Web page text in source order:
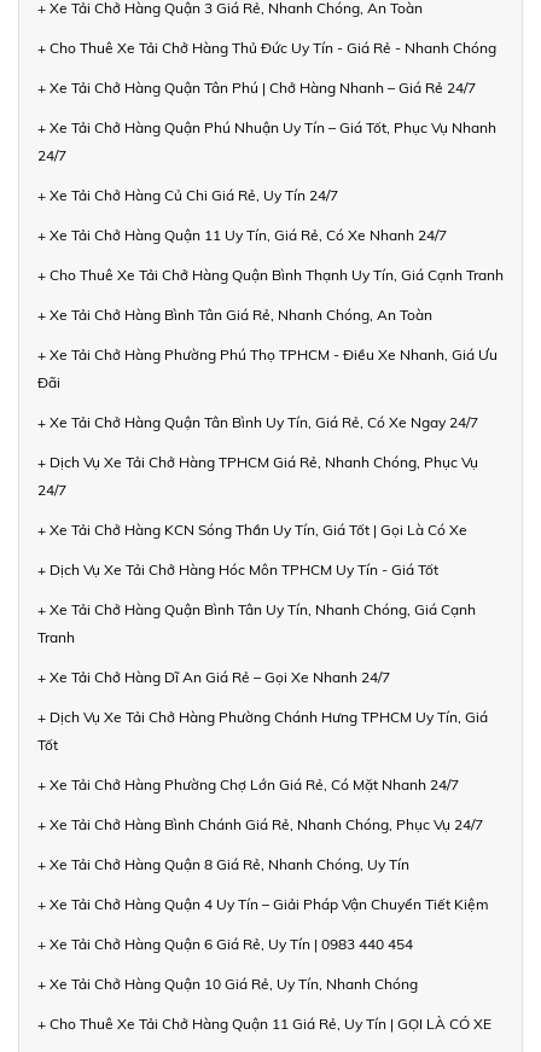
+ Xe Tải Chở Hàng Quận 3 Giá Rẻ, Nhanh Chóng, An Toàn
+ Cho Thuê Xe Tải Chở Hàng Thủ Đức Uy Tín - Giá Rẻ - Nhanh Chóng
+ Xe Tải Chở Hàng Quận Tân Phú | Chở Hàng Nhanh – Giá Rẻ 24/7
+ Xe Tải Chở Hàng Quận Phú Nhuận Uy Tín – Giá Tốt, Phục Vụ Nhanh
24/7
+ Xe Tải Chở Hàng Củ Chi Giá Rẻ, Uy Tín 24/7
+ Xe Tải Chở Hàng Quận 11 Uy Tín, Giá Rẻ, Có Xe Nhanh 24/7
+ Cho Thuê Xe Tải Chở Hàng Quận Bình Thạnh Uy Tín, Giá Cạnh Tranh
+ Xe Tải Chở Hàng Bình Tân Giá Rẻ, Nhanh Chóng, An Toàn
+ Xe Tải Chở Hàng Phường Phú Thọ TPHCM - Điều Xe Nhanh, Giá Ưu
Đãi
+ Xe Tải Chở Hàng Quận Tân Bình Uy Tín, Giá Rẻ, Có Xe Ngay 24/7
+ Dịch Vụ Xe Tải Chở Hàng TPHCM Giá Rẻ, Nhanh Chóng, Phục Vụ
24/7
+ Xe Tải Chở Hàng KCN Sóng Thần Uy Tín, Giá Tốt | Gọi Là Có Xe
+ Dịch Vụ Xe Tải Chở Hàng Hóc Môn TPHCM Uy Tín - Giá Tốt
+ Xe Tải Chở Hàng Quận Bình Tân Uy Tín, Nhanh Chóng, Giá Cạnh
Tranh
+ Xe Tải Chở Hàng Dĩ An Giá Rẻ – Gọi Xe Nhanh 24/7
+ Dịch Vụ Xe Tải Chở Hàng Phường Chánh Hưng TPHCM Uy Tín, Giá
Tốt
+ Xe Tải Chở Hàng Phường Chợ Lớn Giá Rẻ, Có Mặt Nhanh 24/7
+ Xe Tải Chở Hàng Bình Chánh Giá Rẻ, Nhanh Chóng, Phục Vụ 24/7
+ Xe Tải Chở Hàng Quận 8 Giá Rẻ, Nhanh Chóng, Uy Tín
+ Xe Tải Chở Hàng Quận 4 Uy Tín – Giải Pháp Vận Chuyển Tiết Kiệm
+ Xe Tải Chở Hàng Quận 6 Giá Rẻ, Uy Tín | 0983 440 454
+ Xe Tải Chở Hàng Quận 10 Giá Rẻ, Uy Tín, Nhanh Chóng
+ Cho Thuê Xe Tải Chở Hàng Quận 11 Giá Rẻ, Uy Tín | GỌI LÀ CÓ XE